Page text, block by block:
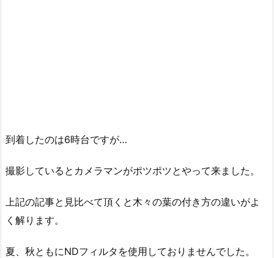
到着したのは6時台ですが…
撮影しているとカメラマンがポツポツとやって来ました。
上記の記事と見比べて頂くと木々の葉の付き方の違いがよ
く解ります。
夏、秋ともにNDフィルタを使用しておりませんでした。